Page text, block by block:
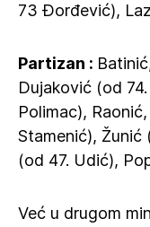
73 Đorđević),
Partizan :
Dujaković (od
Polimac),
Stamenić), Žunić
(od 47. Udić),
Već u drugom